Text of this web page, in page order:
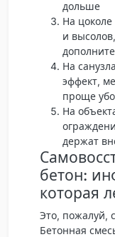
дольше
На
и
На
эффект,
проще
На
держат
бетон:
которая
Это, пожалуй,
Бетонная